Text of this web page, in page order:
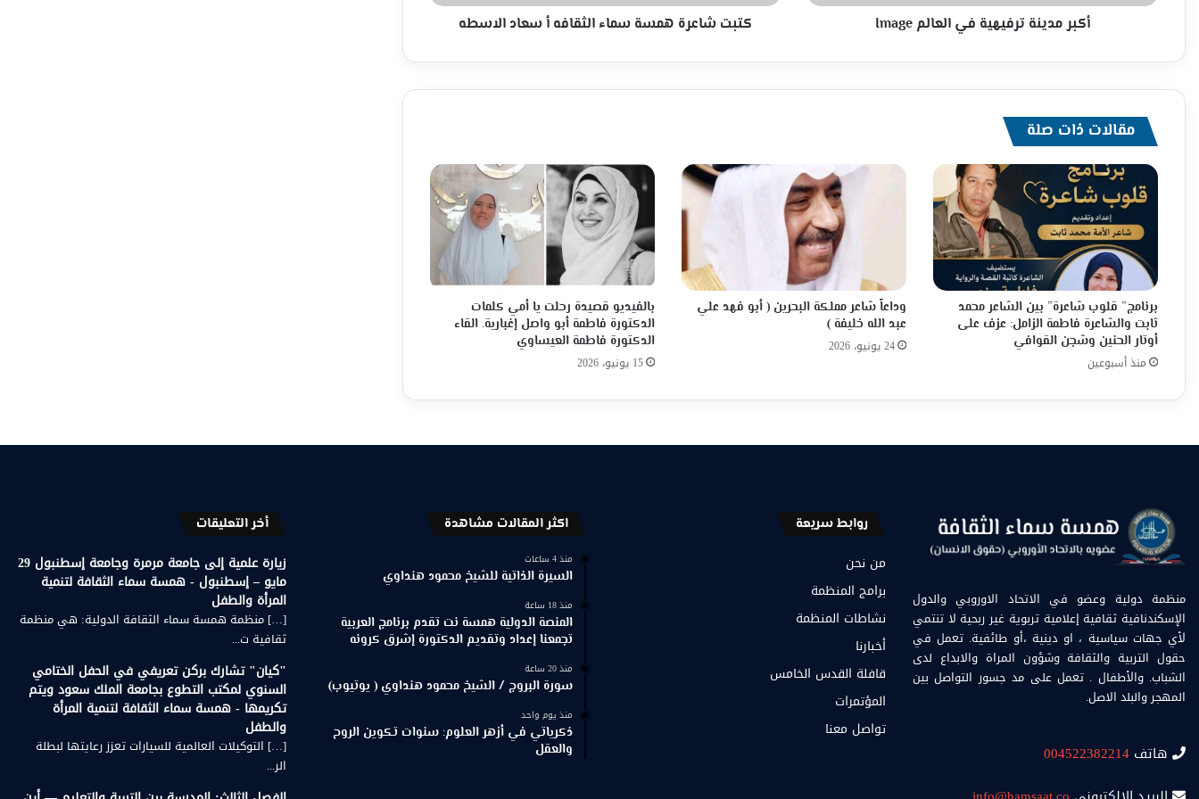
أكبر مدينة ترفيهية في العالم Image
كتبت شاعرة همسة سماء الثقافه أ سعاد اﻻسطه
مقالات ذات صلة
برنامج” قلوب شاعرة” بين الشاعر محمد
ثابت والشاعرة فاطمة الزامل: عزف على
أوتار الحنين وشجن القوافي
منذ أسبوعين
وداعاً شاعر مملكة البحرين ( أبو فهد علي
عبد الله خليفة )
24 يونيو، 2026
بالفيديو قصيدة رحلت يا أمي كلمات
الدكتورة فاطمة أبو واصل إغبارية. القاء
الدكتورة فاطمة العيساوي
15 يونيو، 2026
منظمة دولية وعضو في الاتحاد الاوروبي والدول
الإسكندنافية ثقافية إعلامية تربوية غير ربحية لا تنتمي
لأي جهات سياسية ، او دينية ،أو طائفية. تعمل في
حقول التربية والثقافة وشؤون المراة والابداع لدى
الشباب. والأطفال . تعمل على مد جسور التواصل بين
المهجر والبلد الاصل.
هاتف 004522382214
روابط سريعة
من نحن
برامج المنظمة
نشاطات المنظمة
أخبارنا
قافلة القدس الخامس
المؤتمرات
تواصل معنا
اكثر المقالات مشاهدة
منذ 4 ساعات
السيرة الذاتية للشيخ محمود هنداوي
منذ 18 ساعة
المنصة الدولية همسة نت تقدم برنامج العربية
تجمعنا إعداد وتقديم الدكتورة إشرق كرونه
منذ 20 ساعة
سورة البروج / الشيخ محمود هنداوي ( يوتيوب)
منذ يوم واحد
ذكرياتي في أزهر العلوم: سنوات تكوين الروح
والعقل
أخر التعليقات
زيارة علمية إلى جامعة مرمرة وجامعة إسطنبول 29
مايو – إسطنبول - همسة سماء الثقافة لتنمية
المرأة والطفل
[…] منظمة همسة سماء الثقافة الدولية: هي منظمة
ثقافية ت...
"كيان" تشارك بركن تعريفي في الحفل الختامي
السنوي لمكتب التطوع بجامعة الملك سعود ويتم
تكريمها - همسة سماء الثقافة لتنمية المرأة
والطفل
[…] التوكيلات العالمية للسيارات تعزز رعايتها لبطلة
الر...